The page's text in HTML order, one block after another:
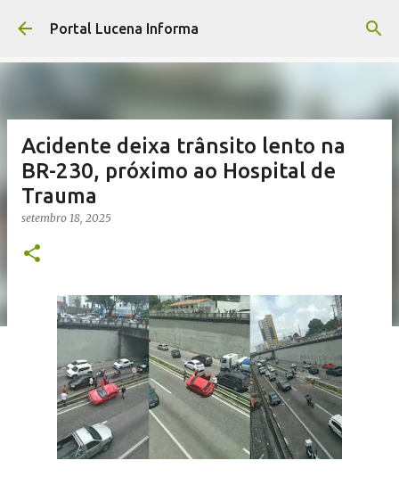
Pular para o conteúdo principal
Portal Lucena Informa
Acidente deixa trânsito lento na
BR-230, próximo ao Hospital de
Trauma
setembro 18, 2025